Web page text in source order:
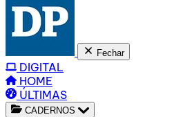
Fechar
DIGITAL
HOME
ÚLTIMAS
CADERNOS